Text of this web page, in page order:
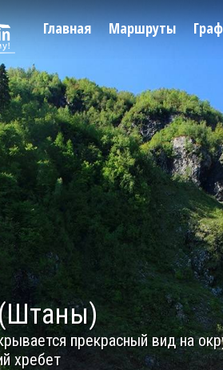
Главная Маршруты
прекрасный вид на
хребет